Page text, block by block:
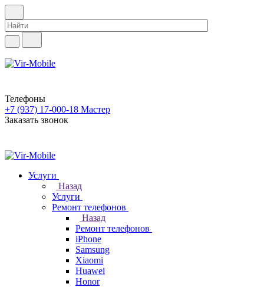
Телефоны
+7 (937) 17-000-18 Мастер
Заказать звонок
Услуги
Назад
Услуги
Ремонт телефонов
Назад
Ремонт телефонов
iPhone
Samsung
Xiaomi
Huawei
Honor